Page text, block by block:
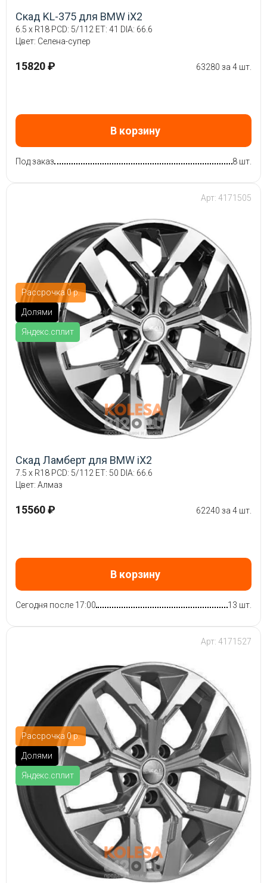
Скад KL-375 для BMW iX2
6.5 x R18 PCD: 5/112 ET: 41 DIA: 66.6
Цвет: Селена-супер
15820 ₽ 63280 за 4 шт.
В корзину
Под заказ 8 шт.
Рассрочка 0 р.
Долями
Яндекс.сплит
Арт: 4171505
Скад Ламберт для BMW iX2
7.5 x R18 PCD: 5/112 ET: 50 DIA: 66.6
Цвет: Алмаз
15560 ₽ 62240 за 4 шт.
В корзину
Сегодня после 17:00 13 шт.
Рассрочка 0 р.
Долями
Яндекс.сплит
Арт: 4171527